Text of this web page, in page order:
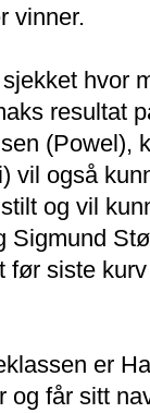
vinner.
hvor
resultat
(Powel),
vil også
og vil
Sigmund
før siste
er
og får sitt